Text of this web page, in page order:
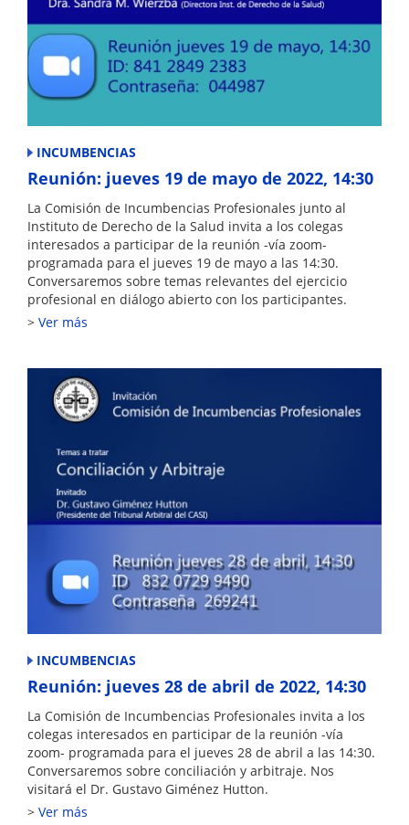
INCUMBENCIAS
Reunión: jueves 19 de mayo de 2022, 14:30
La Comisión de Incumbencias Profesionales junto al
Instituto de Derecho de la Salud invita a los colegas
interesados a participar de la reunión -vía zoom-
programada para el jueves 19 de mayo a las 14:30.
Conversaremos sobre temas relevantes del ejercicio
profesional en diálogo abierto con los participantes.
Ver más
INCUMBENCIAS
Reunión: jueves 28 de abril de 2022, 14:30
La Comisión de Incumbencias Profesionales invita a los
colegas interesados en participar de la reunión -vía
zoom- programada para el jueves 28 de abril a las 14:30.
Conversaremos sobre conciliación y arbitraje. Nos
visitará el Dr. Gustavo Giménez Hutton.
Ver más